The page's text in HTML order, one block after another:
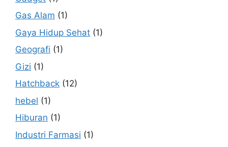
Gas Alam (1)
Gaya Hidup Sehat (1)
Geografi (1)
Gizi (1)
Hatchback (12)
hebel (1)
Hiburan (1)
Industri Farmasi (1)